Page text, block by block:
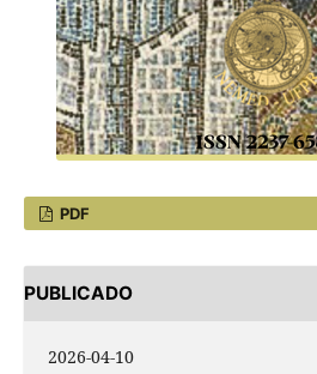
PDF
PUBLICADO
2026-04-10